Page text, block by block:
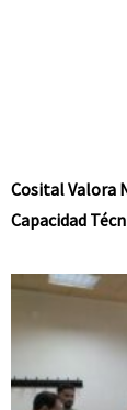
Cosital Valora
Capacidad